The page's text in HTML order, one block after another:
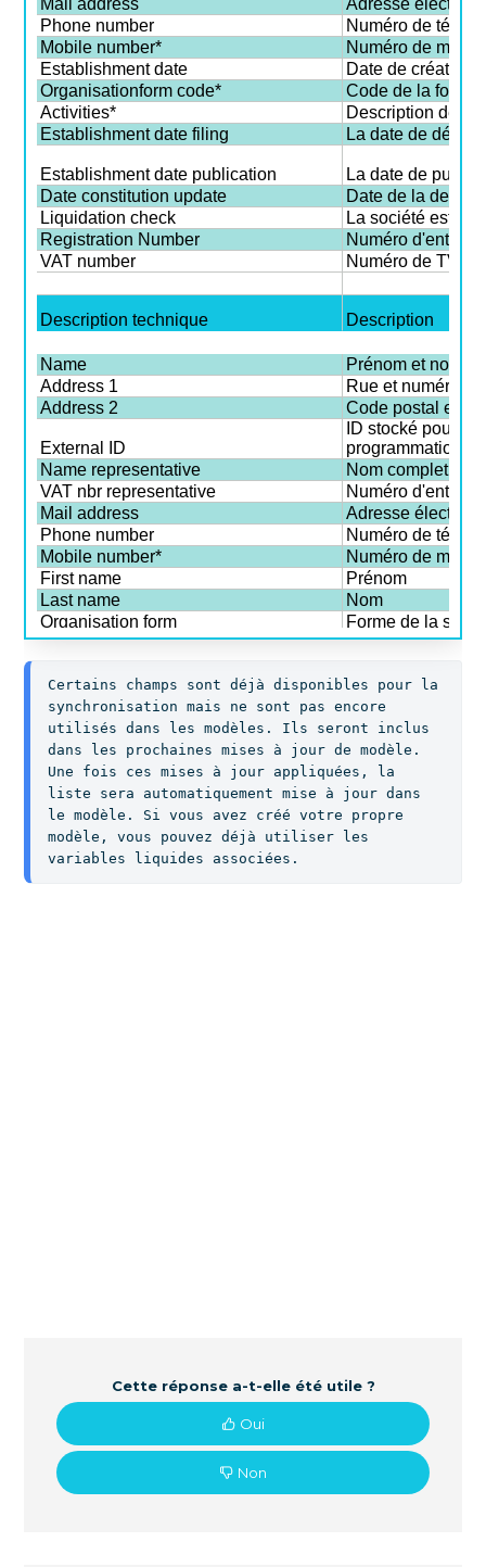
Certains champs sont déjà disponibles pour la
synchronisation mais ne sont pas encore
utilisés dans les modèles. Ils seront inclus
dans les prochaines mises à jour de modèle.
Une fois ces mises à jour appliquées, la
liste sera automatiquement mise à jour dans
le modèle. Si vous avez créé votre propre
modèle, vous pouvez déjà utiliser les
variables liquides associées.
Cette réponse a-t-elle été utile ?
Oui
Non